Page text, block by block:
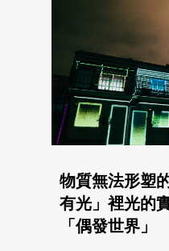
物質無法形塑
有光」裡光的
「偶發世界」